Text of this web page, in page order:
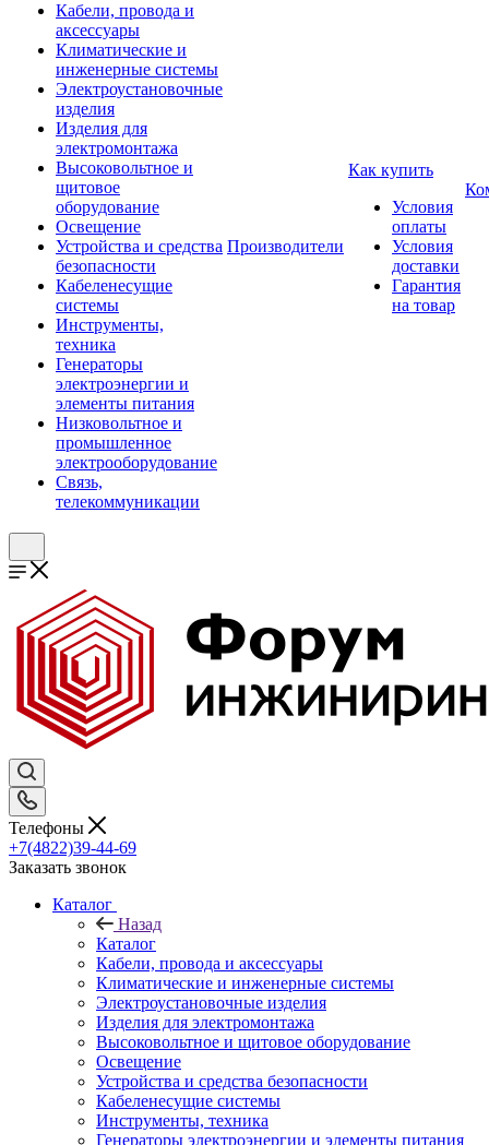
Кабели, провода и
аксессуары
Климатические и
инженерные системы
Электроустановочные
изделия
Изделия для
электромонтажа
Высоковольтное и
щитовое
оборудование
Освещение
Устройства и средства
безопасности
Кабеленесущие
системы
Инструменты,
техника
Генераторы
электроэнергии и
элементы питания
Низковольтное и
промышленное
электрооборудование
Связь,
телекоммуникации
Производители
Как купить
Условия
оплаты
Условия
доставки
Гарантия
на товар
Телефоны
+7(4822)39-44-69
Заказать звонок
Каталог
Назад
Каталог
Кабели, провода и аксессуары
Климатические и инженерные системы
Электроустановочные изделия
Изделия для электромонтажа
Высоковольтное и щитовое оборудование
Освещение
Устройства и средства безопасности
Кабеленесущие системы
Инструменты, техника
Генераторы электроэнергии и элементы питания